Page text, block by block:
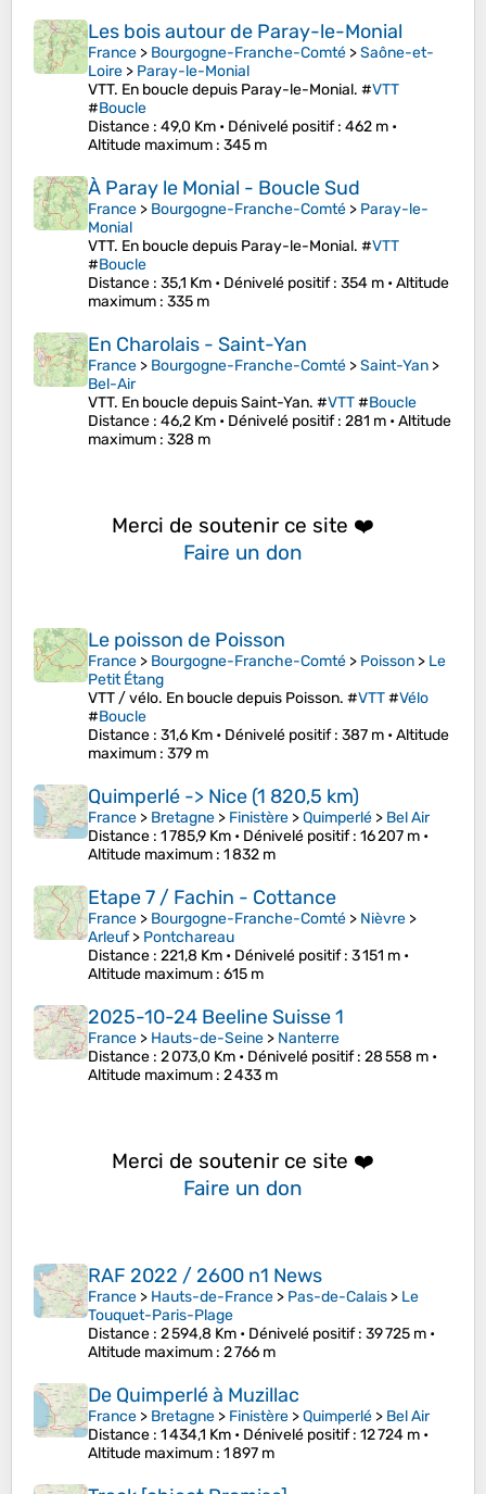
Les bois autour de Paray-le-Monial
France > Bourgogne-Franche-Comté >Saône-et-
Loire > Paray-le-Monial
VTT. En boucle depuis Paray-le-Monial. #VTT
#Boucle
Distance : 49,0 Km • Dénivelé positif: 462 m •
Altitude maximum : 345 m
À Paray le Monial - Boucle Sud
France > Bourgogne-Franche-Comté > Paray-le-
Monial
VTT. En boucle depuis Paray-le-Monial. #VTT
#Boucle
Distance : 35,1 Km • Dénivelé positif: 354 m •Altitude
maximum : 335 m
En Charolais - Saint-Yan
France > Bourgogne-Franche-Comté >Saint-Yan >
Bel-Air
VTT. En boucle depuis Saint-Yan. #VTT#Boucle
Distance : 46,2 Km • Dénivelé positif: 281 m •Altitude
maximum : 328 m
Merci de soutenir ce site ❤️
Faire un don
Le poisson de Poisson
France > Bourgogne-Franche-Comté > Poisson > Le
Petit Étang
VTT / vélo. En boucle depuis Poisson. #VTT#Vélo
#Boucle
Distance : 31,6 Km • Dénivelé positif: 387 m •Altitude
maximum : 379 m
Quimperlé -> Nice (1 820,5 km)
France > Bretagne > Finistère >Quimperlé > Bel Air
Distance : 1 785,9 Km • Dénivelé positif: 16 207 m •
Altitude maximum : 1 832 m
Etape 7 / Fachin - Cottance
France > Bourgogne-Franche-Comté > Nièvre >
Arleuf> Pontchareau
Distance : 221,8 Km • Dénivelé positif: 3 151 m •
Altitude maximum : 615 m
2025-10-24 Beeline Suisse 1
France > Hauts-de-Seine > Nanterre
Distance : 2 073,0 Km • Dénivelé positif: 28 558 m •
Altitude maximum : 2 433 m
Merci de soutenir ce site ❤️
Faire un don
RAF 2022 / 2600 n1 News
France > Hauts-de-France > Pas-de-Calais > Le
Touquet-Paris-Plage
Distance : 2 594,8 Km • Dénivelé positif: 39 725 m •
Altitude maximum : 2 766 m
De Quimperlé à Muzillac
France > Bretagne > Finistère >Quimperlé > Bel Air
Distance : 1 434,1 Km • Dénivelé positif: 12 724 m •
Altitude maximum : 1 897 m